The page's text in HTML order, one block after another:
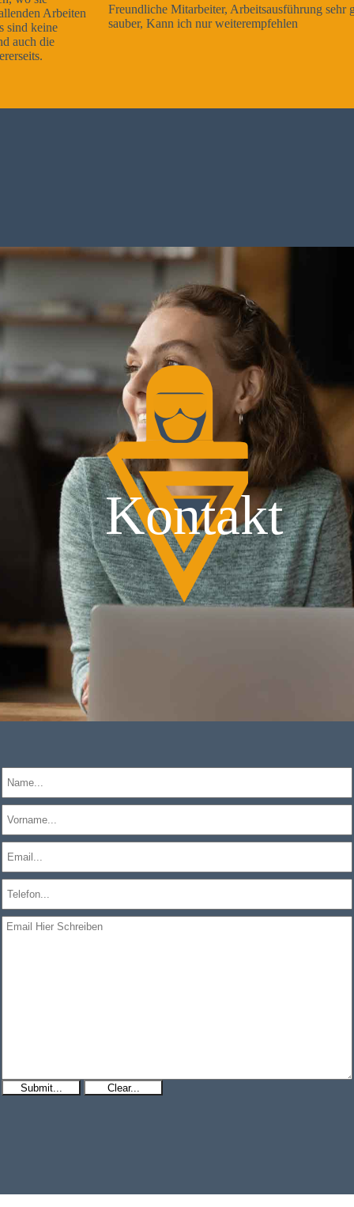
Freundliche Mitarbeiter, Arbeitsausführung sehr gut und sehr
sauber, Kann ich nur weiterempfehlen
Kontakt
Submit... Clear...